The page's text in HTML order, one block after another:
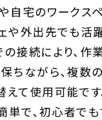
自宅のワークス
や外出先でも活
接続により、作
ちながら、複数
えて使用可能です
単で、初心者でも